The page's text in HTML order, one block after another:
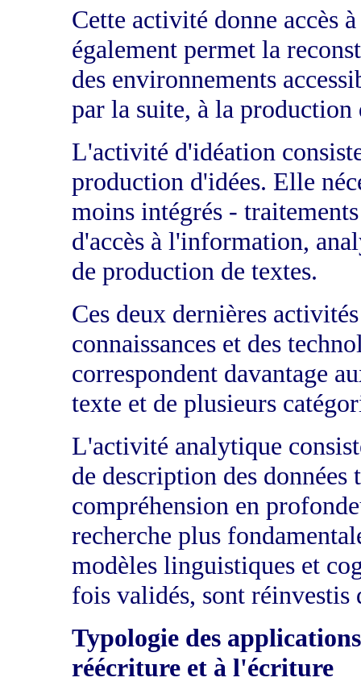
Cette activité donne accès
également permet la
des environnements
par la suite, à la production
L'activité d'idéation
production d'idées. Elle
moins intégrés -
d'accès à l'information,
de production de textes.
Ces deux dernières
connaissances et des
correspondent davantage
texte et de plusieurs
L'activité analytique
de description des données
compréhension en
recherche plus
modèles linguistiques et
fois validés, sont réinvestis
Typologie des
réécriture et à l'écriture